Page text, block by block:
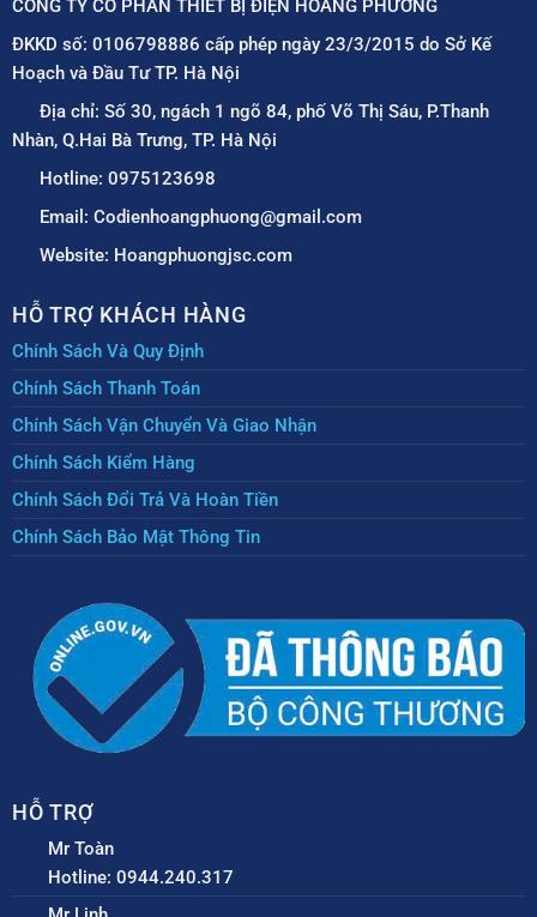
CÔNG TY CỔ PHẦN THIẾT BỊ ĐIỆN HOÀNG PHƯƠNG
ĐKKD số: 0106798886 cấp phép ngày 23/3/2015 do Sở Kế
Hoạch và Đầu Tư TP. Hà Nội
Địa chỉ: Số 30, ngách 1 ngõ 84, phố Võ Thị Sáu, P.Thanh
Nhàn, Q.Hai Bà Trưng, TP. Hà Nội
Hotline: 0975123698
Email: Codienhoangphuong@gmail.com
Website: Hoangphuongjsc.com
HỖ TRỢ KHÁCH HÀNG
Chính Sách Và Quy Định
Chính Sách Thanh Toán
Chính Sách Vận Chuyển Và Giao Nhận
Chính Sách Kiểm Hàng
Chính Sách Đổi Trả Và Hoàn Tiền
Chính Sách Bảo Mật Thông Tin
HỖ TRỢ
Mr Toàn
Hotline: 0944.240.317